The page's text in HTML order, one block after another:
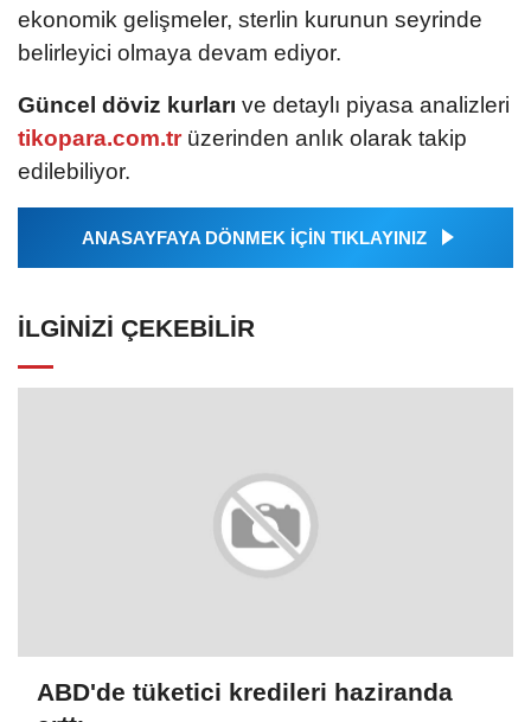
ekonomik gelişmeler, sterlin kurunun seyrinde
belirleyici olmaya devam ediyor.
Güncel döviz kurları ve detaylı piyasa analizleri
tikopara.com.trüzerinden anlık olarak takip
edilebiliyor.
ANASAYFAYA DÖNMEK İÇİN TIKLAYINIZ
İLGINIZI ÇEKEBILIR
ABD'de tüketici kredileri haziranda